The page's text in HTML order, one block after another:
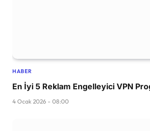
HABER
En İyi 5 Reklam Engelleyici VPN
4 Ocak 2026 - 08:00